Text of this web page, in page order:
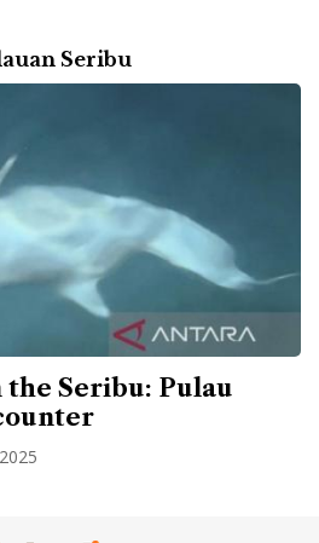
Seribu
Seribu: Pulau